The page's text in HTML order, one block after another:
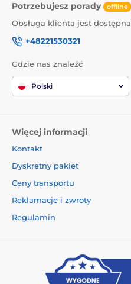
Potrzebujesz porady offline
Obsługa klienta jest dostępna
+48221530321
Gdzie nas znaleźć
Polski
Więcej informacji
Kontakt
Dyskretny pakiet
Ceny transportu
Reklamacje i zwroty
Regulamin